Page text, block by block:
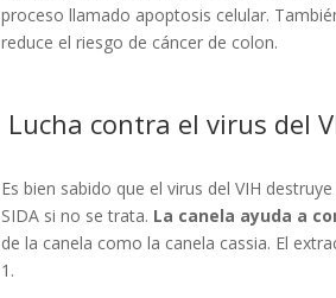
proceso llamado apoptosis celular.
reduce el riesgo de cáncer de colon.
Lucha contra el virus del
Es bien sabido que el virus del VIH
SIDA si no se trata. La canela ayuda a
de la canela como la canela cassia. El
1.